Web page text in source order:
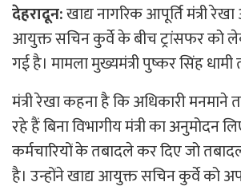
देहरादून:खाद्य नागरिक आपूर्ति मंत्री
आयुक्त सचिन कुर्वे के बीच ट्रांसफर को
गई है। मामला मुख्यमंत्री पुष्कर सिंह
मंत्री रेखा कहना है कि अधिकारी
रहे हैं बिना विभागीय मंत्री का अनुमोदन
कर्मचारियों के तबादले कर दिए जो
है। उन्होंने खाद्य आयुक्त सचिन कुर्वे को